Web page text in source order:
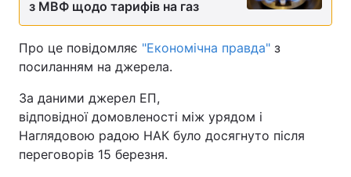
з МВФ щодо тарифів на газ
Про це повідомляє "Економічна правда" з
посиланням на джерела.
За даними джерел ЕП,
відповідної домовленості між урядом і
Наглядовою радою НАК було досягнуто після
переговорів 15 березня.